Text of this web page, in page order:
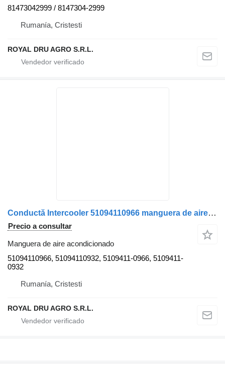
81473042999 / 8147304-2999
Rumanía, Cristesti
ROYAL DRU AGRO S.R.L.
Conductă Intercooler 51094110966 manguera de aire acondicionado para MAN 51094110966 / 51094110932 camión
Precio a consultar
Manguera de aire acondicionado
51094110966, 51094110932, 5109411-0966, 5109411-
0932
Rumanía, Cristesti
ROYAL DRU AGRO S.R.L.